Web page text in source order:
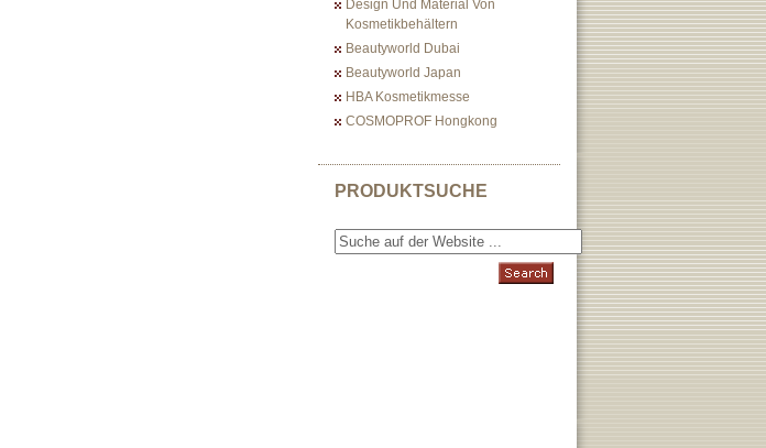
Design Und Material Von
Kosmetikbehältern
Beautyworld Dubai
Beautyworld Japan
HBA Kosmetikmesse
COSMOPROF Hongkong
PRODUKTSUCHE